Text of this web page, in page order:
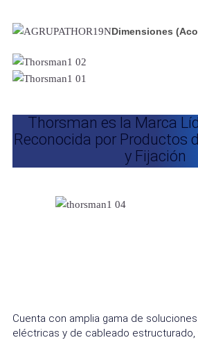
Dimensiones
Thorsman es la Marca
Reconocida por Productos
y Fijación
Cuenta con amplia gama de
eléctricas y de cableado estructurado,